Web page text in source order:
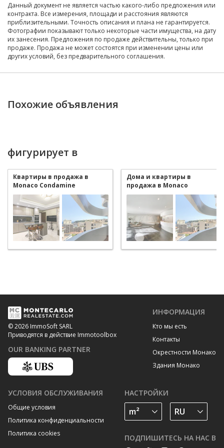
Данный документ не является частью какого-либо предложения или
контракта. Все измерения, площади и расстояния являются
приблизительными. Точность описания и плана не гарантируется.
Фотографии показывают только некоторые части имущества, на дату
их занесения. Предложения по продаже действительны, только при
продаже. Продажа не может состоятся при изменении цены или
других условий, без предварительного соглашения.
Похожие объявления
фигурирует в
Квартиры в продажа в
Monaco Condamine
Дома и квартиры в
продажа в Monaco
Condamine
© 2026 ImmoSoft SARL
Приводятся в действие Immotoolbox
OUR BANKING PARTNER
ИНФОРМАЦИЯ
Кто мы есть
Контакты
Окрестности Монако
Здания Монако
УСЛОВИЯ ОБСЛУЖИВАНИЯ
Общие условия
Политика конфиденциальности
Политика cookies
НАСТРОЙКИ
ПОДПИШИТЕСЬ НА НАС В